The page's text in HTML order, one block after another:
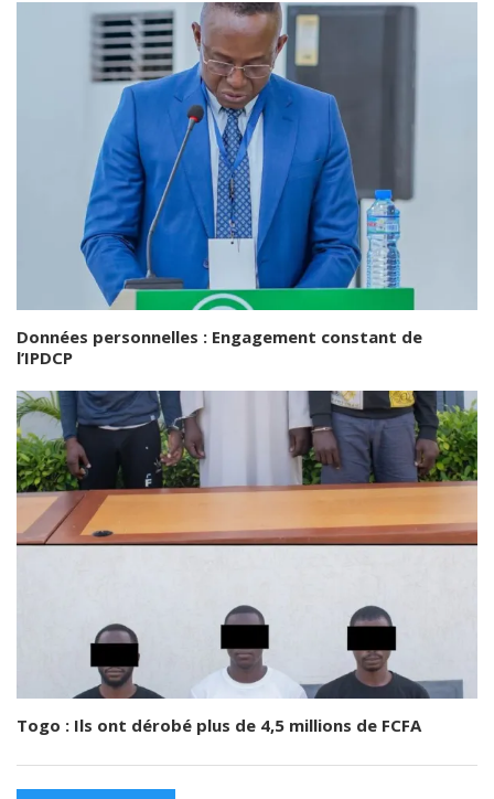
Données personnelles : Engagement constant de
l’IPDCP
Togo : Ils ont dérobé plus de 4,5 millions de FCFA